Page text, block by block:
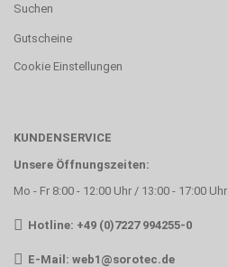
Suchen
Gutscheine
Cookie Einstellungen
KUNDENSERVICE
Unsere Öffnungszeiten:
Mo - Fr 8:00 - 12:00 Uhr / 13:00 - 17:00 Uhr
Hotline: +49 (0)7227 994255-0
E-Mail: web1@sorotec.de